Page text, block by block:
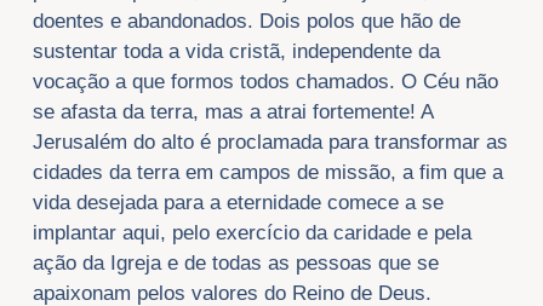
doentes e abandonados. Dois polos que hão de
sustentar toda a vida cristã, independente da
vocação a que formos todos chamados. O Céu não
se afasta da terra, mas a atrai fortemente! A
Jerusalém do alto é proclamada para transformar as
cidades da terra em campos de missão, a fim que a
vida desejada para a eternidade comece a se
implantar aqui, pelo exercício da caridade e pela
ação da Igreja e de todas as pessoas que se
apaixonam pelos valores do Reino de Deus.